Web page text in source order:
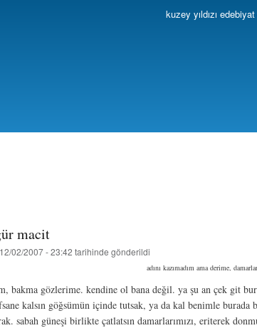
kuzey yıldızı
macit
02/2007 - 23:42 tarihinde gönderildi
adını kazımadım ama derime,
bakma gözlerime. kendine ol bana değil. ya şu an çek git
kalsın göğsümün içinde tutsak, ya da kal benimle burada
sabah güneşi birlikte çatlatsın damarlarımızı, eriterek